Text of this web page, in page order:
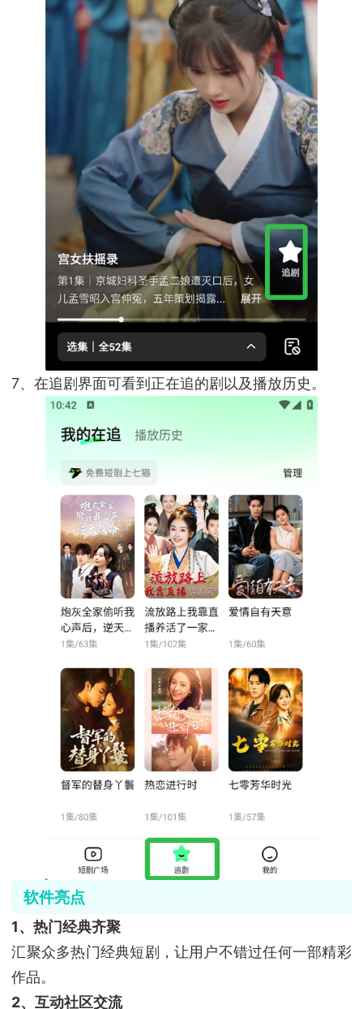
7、在追剧界面可看到正在追的剧以及播放历史。
软件亮点
1、热门经典齐聚
汇聚众多热门经典短剧，让用户不错过任何一部精彩
作品。
2、互动社区交流